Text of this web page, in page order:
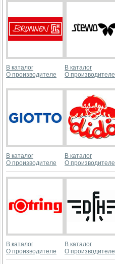
В каталог
О производителе
В каталог
О производителе
В каталог
О производителе
В каталог
О производителе
В каталог
О производителе
В каталог
О производителе